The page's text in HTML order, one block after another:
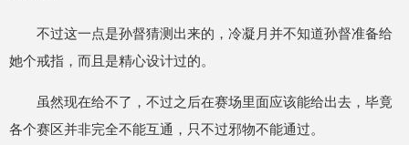
不过这一点是孙督猜测出来的，冷凝月并不知道孙督准备给
她个戒指，而且是精心设计过的。
虽然现在给不了，不过之后在赛场里面应该能给出去，毕竟
各个赛区并非完全不能互通，只不过邪物不能通过。